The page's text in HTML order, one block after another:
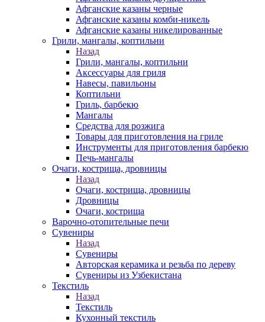
Афганские казаны черные
Афганские казаны комби-никель
Афганские казаны никелированные
Грили, мангалы, коптильни
Назад
Грили, мангалы, коптильни
Аксессуары для гриля
Навесы, павильоны
Коптильни
Гриль, барбекю
Мангалы
Средства для розжига
Товары для приготовления на гриле
Инструменты для приготовления барбекю
Печь-мангалы
Очаги, кострища, дровницы
Назад
Очаги, кострища, дровницы
Дровницы
Очаги, кострища
Варочно-отопительные печи
Сувениры
Назад
Сувениры
Авторская керамика и резьба по дереву
Сувениры из Узбекистана
Текстиль
Назад
Текстиль
Кухонный текстиль